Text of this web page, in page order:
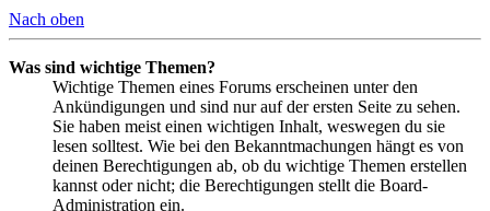
Nach oben
Was sind wichtige Themen?
Wichtige Themen eines Forums erscheinen unter den
Ankündigungen und sind nur auf der ersten Seite zu sehen.
Sie haben meist einen wichtigen Inhalt, weswegen du sie
lesen solltest. Wie bei den Bekanntmachungen hängt es von
deinen Berechtigungen ab, ob du wichtige Themen erstellen
kannst oder nicht; die Berechtigungen stellt die Board-
Administration ein.